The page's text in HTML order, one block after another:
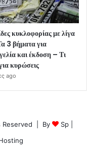
κυκλοφορίας με λίγα
3 βήματα για
και έκδοση – Τι
κυρώσεις
ago
Reserved | By Sp